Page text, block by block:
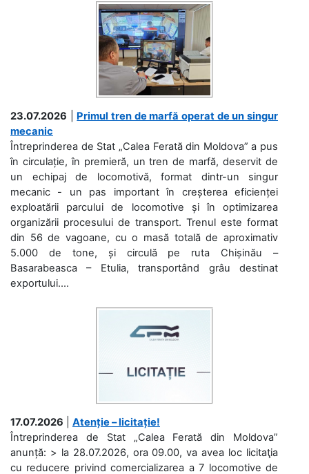
23.07.2026
Primul tren de marfă operat de un singur
mecanic
Întreprinderea de Stat „Calea Ferată din Moldova” a pus
în circulație, în premieră, un tren de marfă, deservit de
un echipaj de locomotivă, format dintr-un singur
mecanic - un pas important în creșterea eficienței
exploatării parcului de locomotive și în optimizarea
organizării procesului de transport. Trenul este format
din 56 de vagoane, cu o masă totală de aproximativ
5.000 de tone, și circulă pe ruta Chișinău –
Basarabeasca – Etulia, transportând grâu destinat
exportului....
17.07.2026
Atenție – licitație!
Întreprinderea de Stat „Calea Ferată din Moldova”
anunță: > la 28.07.2026, ora 09.00, va avea loc licitaţia
cu reducere privind comercializarea a 7 locomotive de